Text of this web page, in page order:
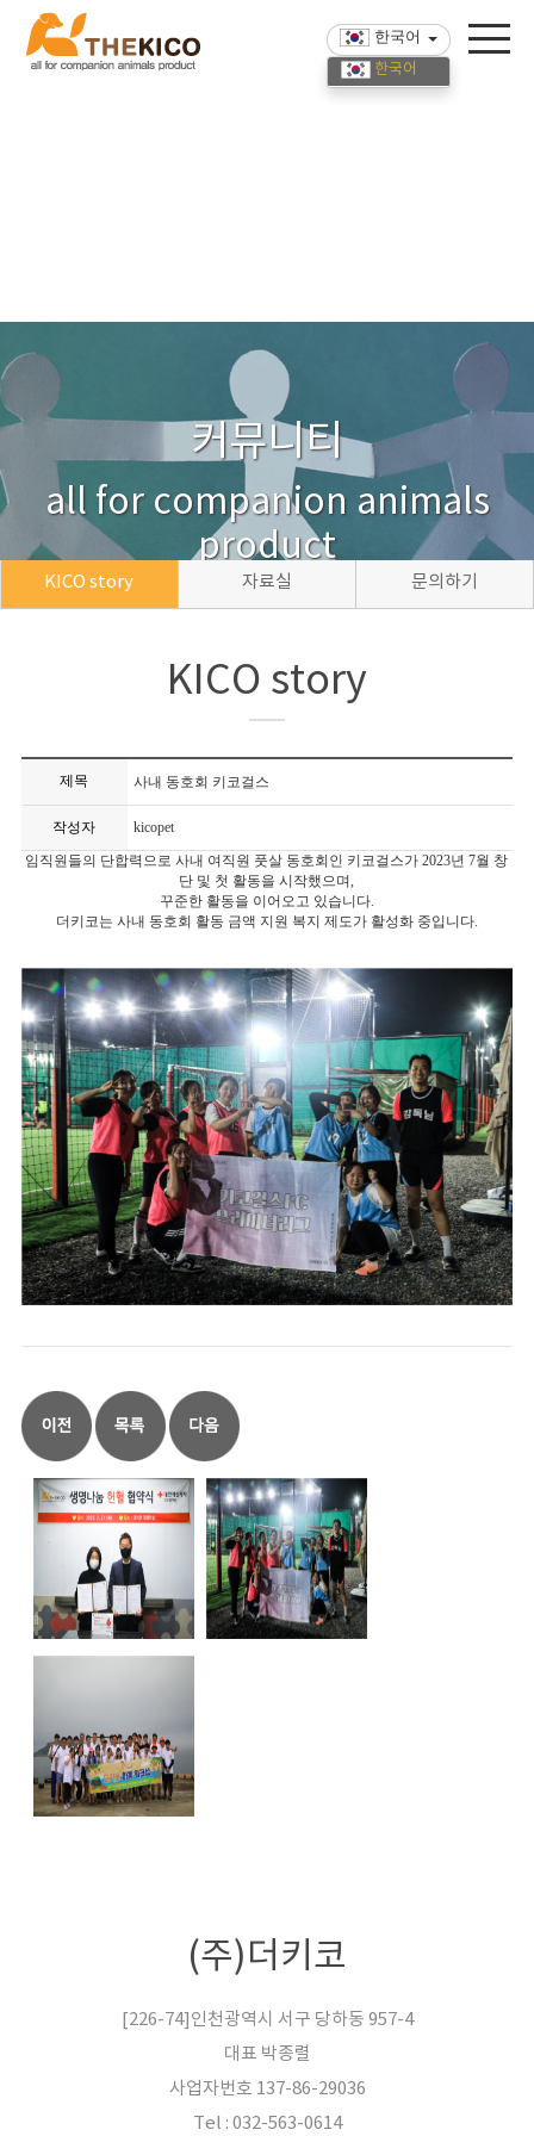
한국어
한국어
커뮤니티
all for companion animals
product
KICO story 자료실 문의하기
KICO story
제목 사내 동호회 키코걸스
작성자
kicopet
임직원들의 단합력으로 사내 여직원 풋살 동호회인 키코걸스가 2023년 7월 창
단 및 첫 활동을 시작했으며,
꾸준한 활동을 이어오고 있습니다.
더키코는 사내 동호회 활동 금액 지원 복지 제도가 활성화 중입니다.
(주)더키코
[226-74]인천광역시 서구 당하동 957-4
대표 박종렬
사업자번호 137-86-29036
Tel : 032-563-0614